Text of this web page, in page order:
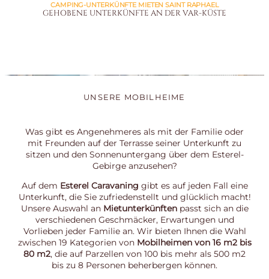
CAMPING-UNTERKÜNFTE MIETEN SAINT RAPHAEL
GEHOBENE UNTERKÜNFTE AN DER VAR-KÜSTE
UNSERE MOBILHEIME
Was gibt es Angenehmeres als mit der Familie oder
mit Freunden auf der Terrasse seiner Unterkunft zu
sitzen und den Sonnenuntergang über dem Esterel-
Gebirge anzusehen?
Auf dem Esterel Caravaning gibt es auf jeden Fall eine
Unterkunft, die Sie zufriedenstellt und glücklich macht!
Unsere Auswahl an Mietunterkünftenpasst sich an die
verschiedenen Geschmäcker, Erwartungen und
Vorlieben jeder Familie an. Wir bieten Ihnen die Wahl
zwischen 19 Kategorien von Mobilheimen von 16 m2 bis
80 m2, die auf Parzellen von 100 bis mehr als 500 m2
bis zu 8 Personen beherbergen können.